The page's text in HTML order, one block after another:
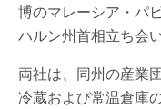
博のマレーシア・パ
ハルン州首相立ち会
両社は、同州の産業
冷蔵および常温倉庫